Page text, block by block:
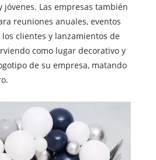
jóvenes. Las empresas también
reuniones anuales, eventos
clientes y lanzamientos de
como lugar decorativo y
de su empresa, matando